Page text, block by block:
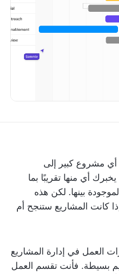
أي مشروع كبير إلى
أي منها تقريبًا بما
بينها. لكن هذه
كانت المشاريع ستنجح أم
العمل في إدارة المشاريع
بسيطة. فأنت تقسم العمل